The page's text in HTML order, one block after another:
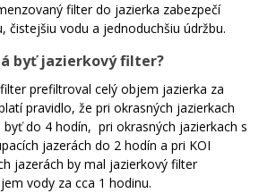
filter do jazierka zabezpečí
čistejšiu vodu a jednoduchšiu údržbu.
byť jazierkový filter?
prefiltroval celý objem jazierka za
pravidlo, že pri okrasných jazierkach
do 4 hodín, pri okrasných jazierkach s
jazerách do 2 hodín a pri KOI
jazerách by mal jazierkový filter
vody za cca 1 hodinu.